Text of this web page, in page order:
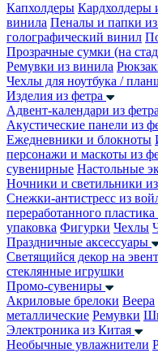
Капхолдеры Кардхолдеры
винила Пеналы и папки
голографический винил
Прозрачные сумки (на
Ремувки из винила
Чехлы для ноутбука /
Изделия из фетра
Адвент-календари из фетра
Акустические панели из
Ежедневники и блокноты
персонажи и маскоты из
сувенирные Настольные
Ночники и светильники
Снежки-антистресс из
переработанного
упаковка Фигурки Чехлы
Праздничные аксессуары
Светящийся декор на
стеклянные игрушки
Промо-сувениры
Акриловые брелоки Веера
металлические Ремувки
Электроника из Китая
Необычные увлажнители